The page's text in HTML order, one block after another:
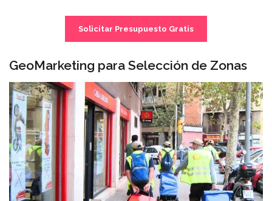
Solicitar Presupuesto Gratis
GeoMarketing para Selección de Zonas